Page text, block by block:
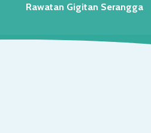
Rawatan Gigitan Serangga